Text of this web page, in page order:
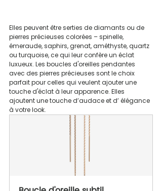
Elles peuvent être serties de diamants ou de
pierres précieuses colorées – spinelle,
émeraude, saphirs, grenat, améthyste, quartz
ou turquoise, ce qui leur confère un éclat
luxueux. Les boucles d'oreilles pendantes
avec des pierres précieuses sont le choix
parfait pour celles qui veulent ajouter une
touche d'éclat à leur apparence. Elles
ajoutent une touche d’audace et d’ élégance
à votre look.